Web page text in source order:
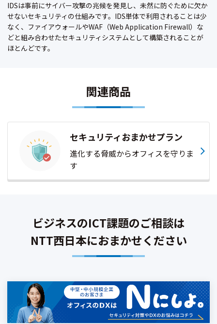
IDSは事前にサイバー攻撃の兆候を発見し、未然に防ぐために欠か
せないセキュリティの仕組みです。IDS単体で利用されることは少
なく、ファイアウォールやWAF（Web Application Firewall）な
どと組み合わせたセキュリティシステムとして構築されることが
ほとんどです。
関連商品
セキュリティおまかせプラン
進化する脅威からオフィスを守りま
す
ビジネスのICT課題のご相談は
NTT西日本におまかせください